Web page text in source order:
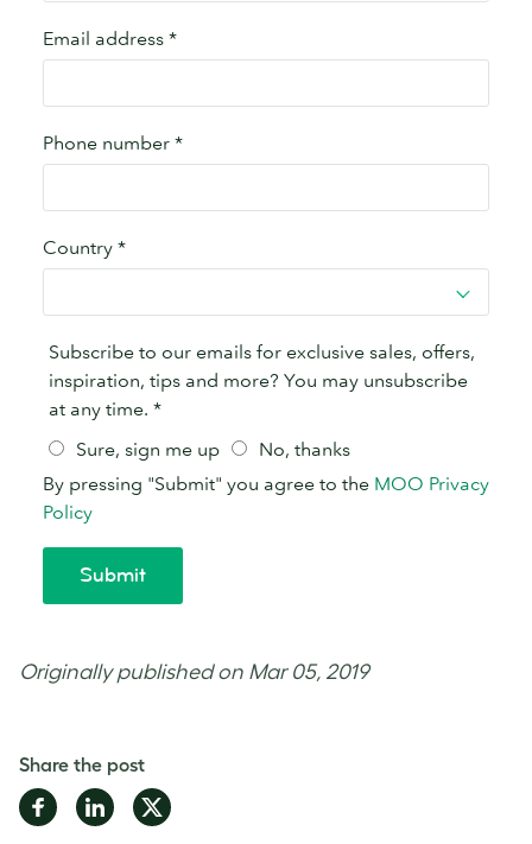
Originally published on Mar 05, 2019
Share the post
Share Share Share